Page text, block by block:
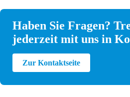
Haben Sie Fragen?
jederzeit mit uns in
Zur Kontaktseite